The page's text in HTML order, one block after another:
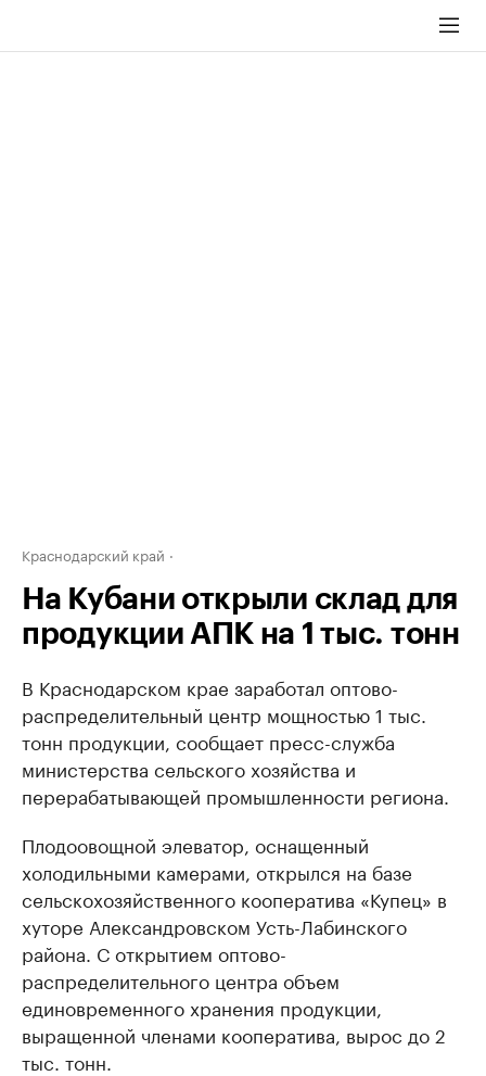
Краснодарский край
На Кубани открыли склад для
продукции АПК на 1 тыс. тонн
В Краснодарском крае заработал оптово-
распределительный центр мощностью 1­ тыс.
тонн продукции, сообщает пресс-служба
министерства сельского хозяйства и
перерабатывающей промышленности региона.
Плодоовощной элеватор, оснащенный
холодильными камерами, открылся н­а базе
сельскохозяйст­венного кооператива «Ку­пец» в
хуторе Александровс­ком Усть-Лабинского
района. С открытием оптово-
распределительного центра объем
единовременного хранения продукции,
выращенной членами кооператива, вырос до 2
тыс. тонн.